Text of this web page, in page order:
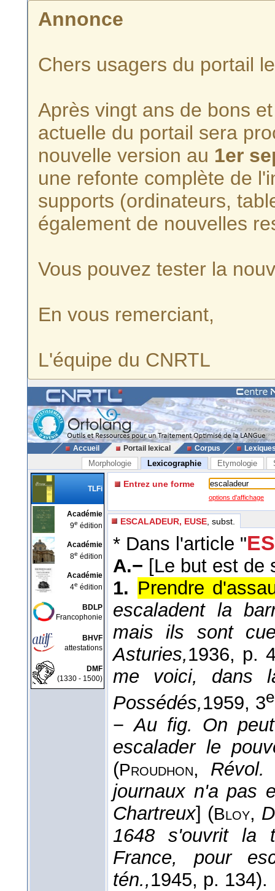
Annonce
Chers usagers du portail
Après vingt ans de bons
actuelle du portail sera
nouvelle version au 1er
une refonte complète de
supports (ordinateurs,
également de nouvelles
Vous pouvez tester la
En vous remerciant,
L'équipe du CNRTL
Accueil Portail lexical Corpus
Morphologie Lexicographie Etymologie
TLFi
Académie
9e édition
Académie
8e édition
Académie
4e édition
BDLP
Francophonie
BHVF
attestations
DMF
(1330 - 1500)
Entrez une forme
options d'affichage
ESCALADEUR, EUSE , subst.
* Dans l'article "
A.− [Le but est de
1. Prendre
escaladent la
mais ils sont
Asturies,1936, p.
me voici, dans
Possédés,1959, 3e
−Au fig. On
escalader le
(Proudhon, Révol.
journaux n'a pas
Chartreux] (Bloy,
1648 s'ouvrit la
France, pour
tén.,1945, p. 134).